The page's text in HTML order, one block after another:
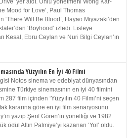
yer aldı. Ünlü yönetmeni Wong Kar-
Mood for Love’, Paul Thomas
‘There Will Be Blood’, Hayao Miyazaki’den
‘Boyhood’ izledi. Listeye
Kesal, Ebru Ceylan ve Nuri Bilgi Ceylan’ın
Yüzyılın En İyi 40 Filmi
Notos sinema ve edebiyat dünyasından
Türkiye sinemasının en iyi 40 filmini
287 film içinden ‘Yüzyılın 40 Filmi’ni seçen
kararına göre en iyi film senaryosunu
yazıp Şerif Gören’in yönettiği ve 1982
ödül Altın Palmiye’yi kazanan ‘Yol’ oldu.